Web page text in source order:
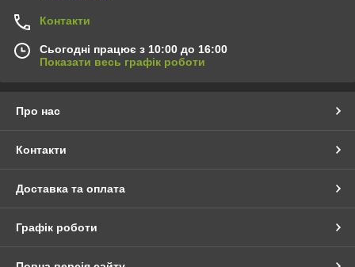
Контакти
Сьогодні працює з 10:00 до 16:00
Показати весь графік роботи
Про нас
Контакти
Доставка та оплата
Графік роботи